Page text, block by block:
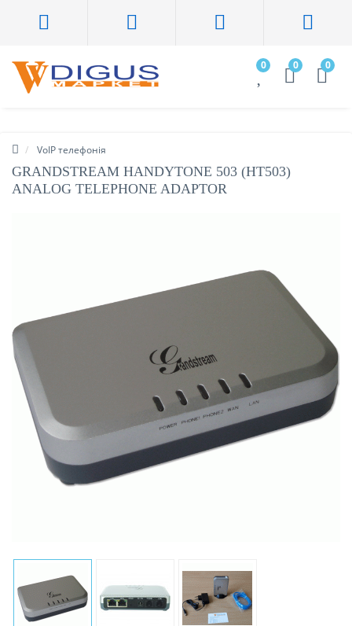
0 0 0
VoIP телефонія
GRANDSTREAM HANDYTONE 503 (HT503)
ANALOG TELEPHONE ADAPTOR